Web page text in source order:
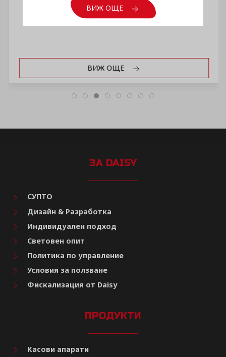
ВИЖ ОЩЕ
ЗА DAISY
СУПТО
Дизайн & Разработка
Индивидуален подход
Световен опит
Политика по управление
Условия за ползване
Фискализация от Daisy
ПРОДУКТИ
Касови апарати
ВИЖ ОЩЕ